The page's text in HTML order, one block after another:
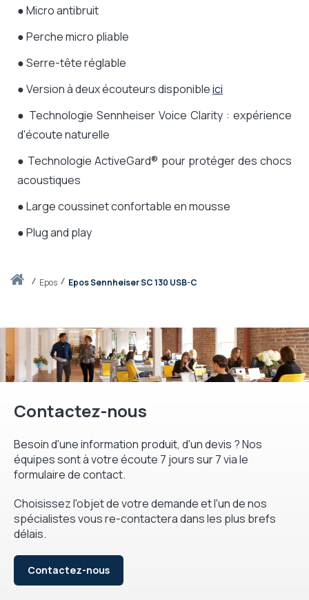
Accueilepos Epos Sennheiser SC 130 USB-C
● Micro antibruit
● Perche micro pliable
● Serre-tête réglable
● Version à deux écouteurs disponibleici
● Technologie Sennheiser Voice Clarity : expérience
d'écoute naturelle
● Technologie ActiveGard® pour protéger des chocs
acoustiques
● Large coussinet confortable en mousse
● Plug and play
Contactez-nous
Besoin d'une information produit, d'un devis ? Nos
équipes sont à votre écoute 7 jours sur 7 via le
formulaire de contact.
Choisissez l'objet de votre demande et l'un de nos
spécialistes vous re-contactera dans les plus brefs
délais.
Contactez-nous